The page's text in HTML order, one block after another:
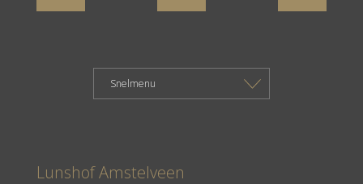
Lunshof Amstelveen